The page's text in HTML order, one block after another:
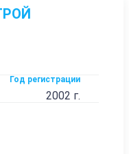
Год регистрации
2002 г.